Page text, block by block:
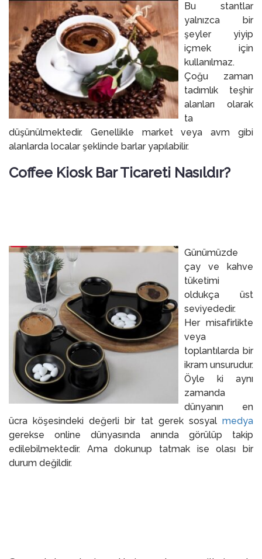
Bu stantlar
yalnızca bir
şeyler yiyip
içmek için
kullanılmaz.
Çoğu zaman
tadımlık teşhir
alanları olarak
ta
düşünülmektedir. Genellikle market veya avm gibi
alanlarda localar şeklinde barlar yapılabilir.
Coffee Kiosk Bar Ticareti Nasıldır?
Günümüzde
çay ve kahve
tüketimi
oldukça üst
seviyededir.
Her misafirlikte
veya
toplantılarda bir
ikram unsurudur.
Öyle ki aynı
zamanda
dünyanın en
ücra köşesindeki değerli bir tat gerek sosyal medya
gerekse online dünyasında anında görülüp takip
edilebilmektedir. Ama dokunup tatmak ise olası bir
durum değildir.